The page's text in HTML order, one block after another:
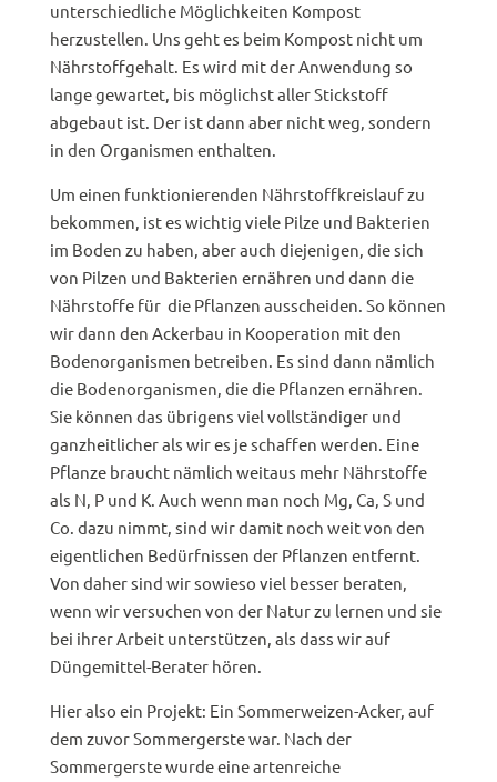
unterschiedliche Möglichkeiten Kompost
herzustellen. Uns geht es beim Kompost nicht um
Nährstoffgehalt. Es wird mit der Anwendung so
lange gewartet, bis möglichst aller Stickstoff
abgebaut ist. Der ist dann aber nicht weg, sondern
in den Organismen enthalten.
Um einen funktionierenden Nährstoffkreislauf zu
bekommen, ist es wichtig viele Pilze und Bakterien
im Boden zu haben, aber auch diejenigen, die sich
von Pilzen und Bakterien ernähren und dann die
Nährstoffe für die Pflanzen ausscheiden. So können
wir dann den Ackerbau in Kooperation mit den
Bodenorganismen betreiben. Es sind dann nämlich
die Bodenorganismen, die die Pflanzen ernähren.
Sie können das übrigens viel vollständiger und
ganzheitlicher als wir es je schaffen werden. Eine
Pflanze braucht nämlich weitaus mehr Nährstoffe
als N, P und K. Auch wenn man noch Mg, Ca, S und
Co. dazu nimmt, sind wir damit noch weit von den
eigentlichen Bedürfnissen der Pflanzen entfernt.
Von daher sind wir sowieso viel besser beraten,
wenn wir versuchen von der Natur zu lernen und sie
bei ihrer Arbeit unterstützen, als dass wir auf
Düngemittel-Berater hören.
Hier also ein Projekt: Ein Sommerweizen-Acker, auf
dem zuvor Sommergerste war. Nach der
Sommergerste wurde eine artenreiche